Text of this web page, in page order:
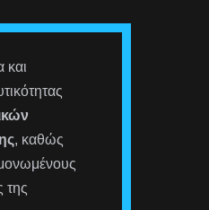
και
, καθώς
της